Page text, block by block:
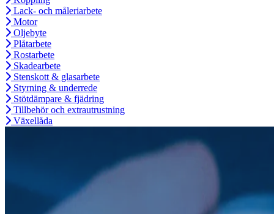
Lack- och måleriarbete
Motor
Oljebyte
Plåtarbete
Rostarbete
Skadearbete
Stenskott & glasarbete
Styrning & underrede
Stötdämpare & fjädring
Tillbehör och extrautrustning
Växellåda